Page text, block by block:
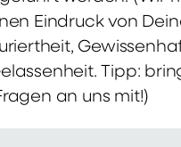
Eindruck von
Tipp:
an uns mit!)